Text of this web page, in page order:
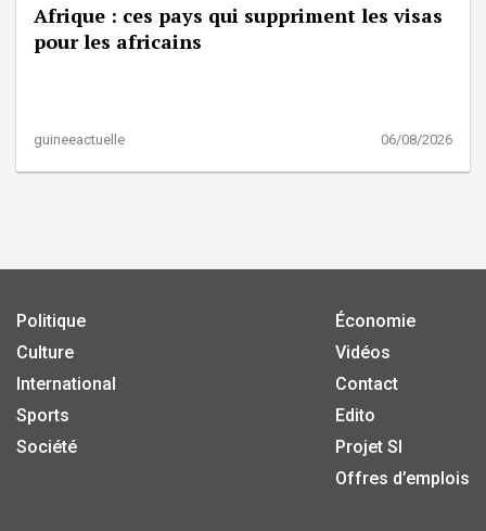
Afrique : ces pays qui suppriment les visas
pour les africains
guineeactuelle 06/08/2026
Politique
Culture
International
Sports
Société
Économie
Vidéos
Contact
Edito
Projet SI
Offres d’emplois